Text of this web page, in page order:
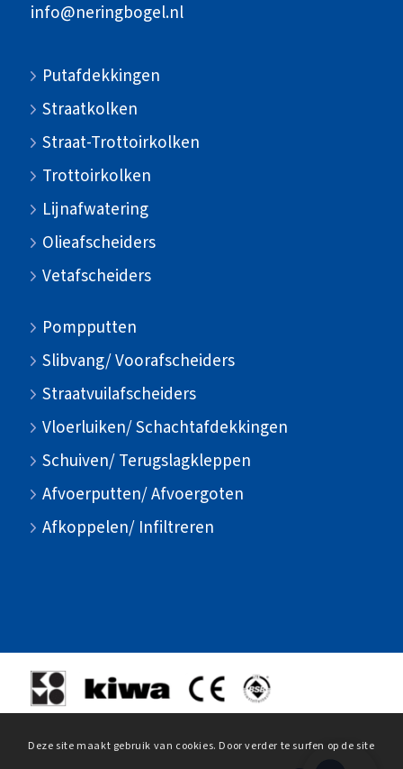
info@neringbogel.nl
Putafdekkingen
Straatkolken
Straat-Trottoirkolken
Trottoirkolken
Lijnafwatering
Olieafscheiders
Vetafscheiders
Pompputten
Slibvang/ Voorafscheiders
Straatvuilafscheiders
Vloerluiken/ Schachtafdekkingen
Schuiven/ Terugslagkleppen
Afvoerputten/ Afvoergoten
Afkoppelen/ Infiltreren
Deze site maakt gebruik van cookies. Door verder te surfen op de site